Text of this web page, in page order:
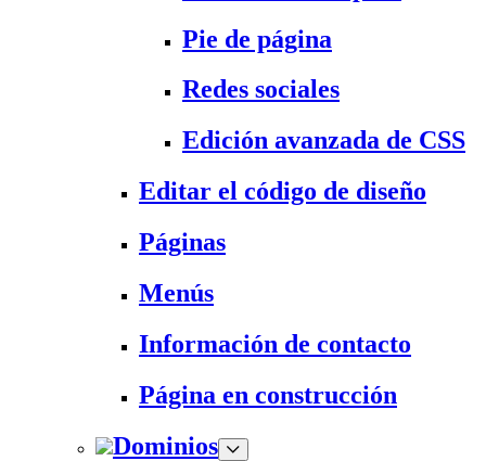
Pie de página
Redes sociales
Edición avanzada de CSS
Editar el código de diseño
Páginas
Menús
Información de contacto
Página en construcción
Dominios